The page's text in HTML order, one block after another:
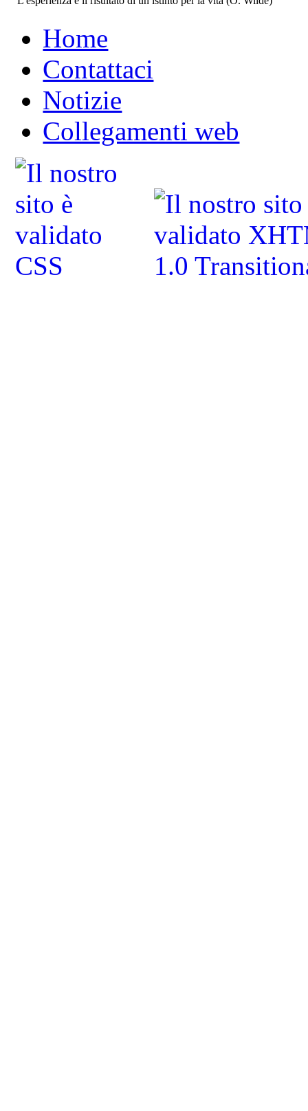
Home
Contattaci
Notizie
Collegamenti web